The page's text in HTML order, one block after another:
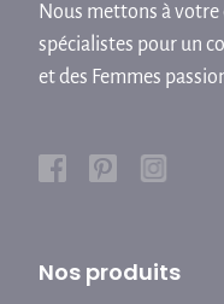
Nous mettons à
spécialistes pour un
et des Femmes
Nos produits